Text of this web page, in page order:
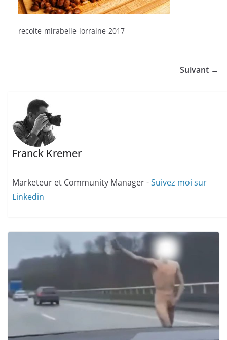
recolte-mirabelle-lorraine-2017
Suivant →
Franck Kremer
Marketeur et Community Manager -Suivez moi sur
Linkedin